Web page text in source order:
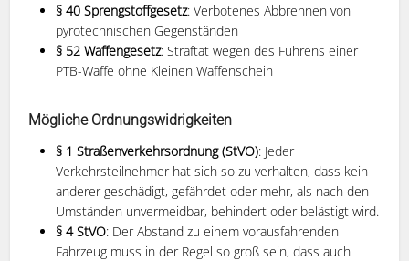
§ 40 Sprengstoffgesetz: Verbotenes Abbrennen von
pyrotechnischen Gegenständen
§ 52 Waffengesetz: Straftat wegen des Führens einer
PTB-Waffe ohne Kleinen Waffenschein
Mögliche Ordnungswidrigkeiten
§ 1 Straßenverkehrsordnung (StVO): Jeder
Verkehrsteilnehmer hat sich so zu verhalten, dass kein
anderer geschädigt, gefährdet oder mehr, als nach den
Umständen unvermeidbar, behindert oder belästigt wird.
§ 4 StVO: Der Abstand zu einem vorausfahrenden
Fahrzeug muss in der Regel so groß sein, dass auch